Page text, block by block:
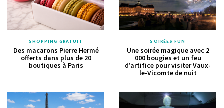
SHOPPING GRATUIT
Des macarons Pierre Hermé
offerts dans plus de 20
boutiques à Paris
SOIRÉES FUN
Une soirée magique avec 2
000 bougies et un feu
d’artifice pour visiter Vaux-
le-Vicomte de nuit